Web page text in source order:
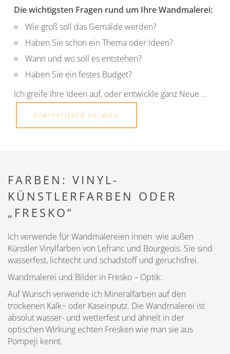
Die wichtigsten Fragen rund um Ihre Wandmalerei:
Wie groß soll das Gemälde werden?
Haben Sie schon ein Thema oder Ideen?
Wann und wo soll es entstehen?
Haben Sie ein festes Budget?
Ich greife Ihre Ideen auf, oder entwickle ganz Neue …
KONTAKTIEREN SIE MICH
FARBEN: VINYL-
KÜNSTLERFARBEN ODER
„FRESKO“
Ich verwende für Wandmalereien innen wie außen
Künstler Vinylfarben von Lefranc und Bourgeois. Sie sind
wasserfest, lichtecht und schadstoff und geruchsfrei.
Wandmalerei und Bilder in Fresko – Optik:
Auf Wunsch verwende ich Mineralfarben auf den
trockenen Kalk~ oder Kaseinputz. Die Wandmalerei ist
absolut wasser- und wetterfest und ähnelt in der
optischen Wirkung echten Fresken wie man sie aus
Pompeji kennt.